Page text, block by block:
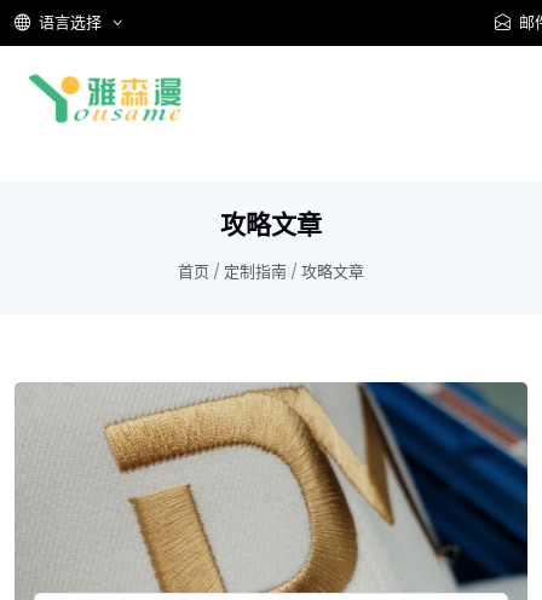
语言选择 邮
攻略文章
首页 / 定制指南 / 攻略文章